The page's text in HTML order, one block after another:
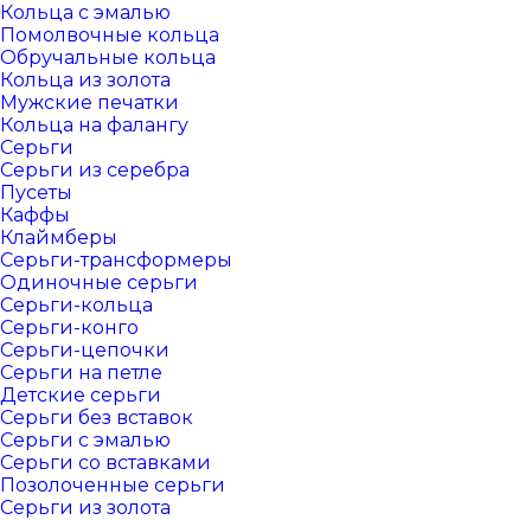
Кольца с эмалью
Помолвочные кольца
Обручальные кольца
Кольца из золота
Мужские печатки
Кольца на фалангу
Серьги
Серьги из серебра
Пусеты
Каффы
Клаймберы
Серьги-трансформеры
Одиночные серьги
Серьги-кольца
Серьги-конго
Серьги-цепочки
Серьги на петле
Детские серьги
Серьги без вставок
Серьги с эмалью
Серьги со вставками
Позолоченные серьги
Серьги из золота